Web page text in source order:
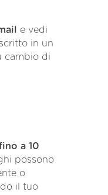
e vedi
in un
cambio di
a 10
possono
o
il tuo